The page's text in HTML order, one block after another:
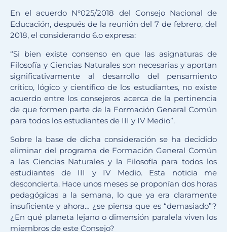
En el acuerdo N°025/2018 del Consejo Nacional de
Educación, después de la reunión del 7 de febrero, del
2018, el considerando 6.o expresa:
“Si bien existe consenso en que las asignaturas de
Filosofía y Ciencias Naturales son necesarias y aportan
significativamente al desarrollo del pensamiento
crítico, lógico y científico de los estudiantes, no existe
acuerdo entre los consejeros acerca de la pertinencia
de que formen parte de la Formación General Común
para todos los estudiantes de III y IV Medio”.
Sobre la base de dicha consideración se ha decidido
eliminar del programa de Formación General Común
a las Ciencias Naturales y la Filosofía para todos los
estudiantes de III y IV Medio. Esta noticia me
desconcierta. Hace unos meses se proponían dos horas
pedagógicas a la semana, lo que ya era claramente
insuficiente y ahora… ¿se piensa que es “demasiado”?
¿En qué planeta lejano o dimensión paralela viven los
miembros de este Consejo?